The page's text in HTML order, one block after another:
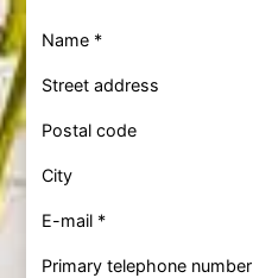
Name *
Street address
Postal code
City
E-mail *
Primary telephone number